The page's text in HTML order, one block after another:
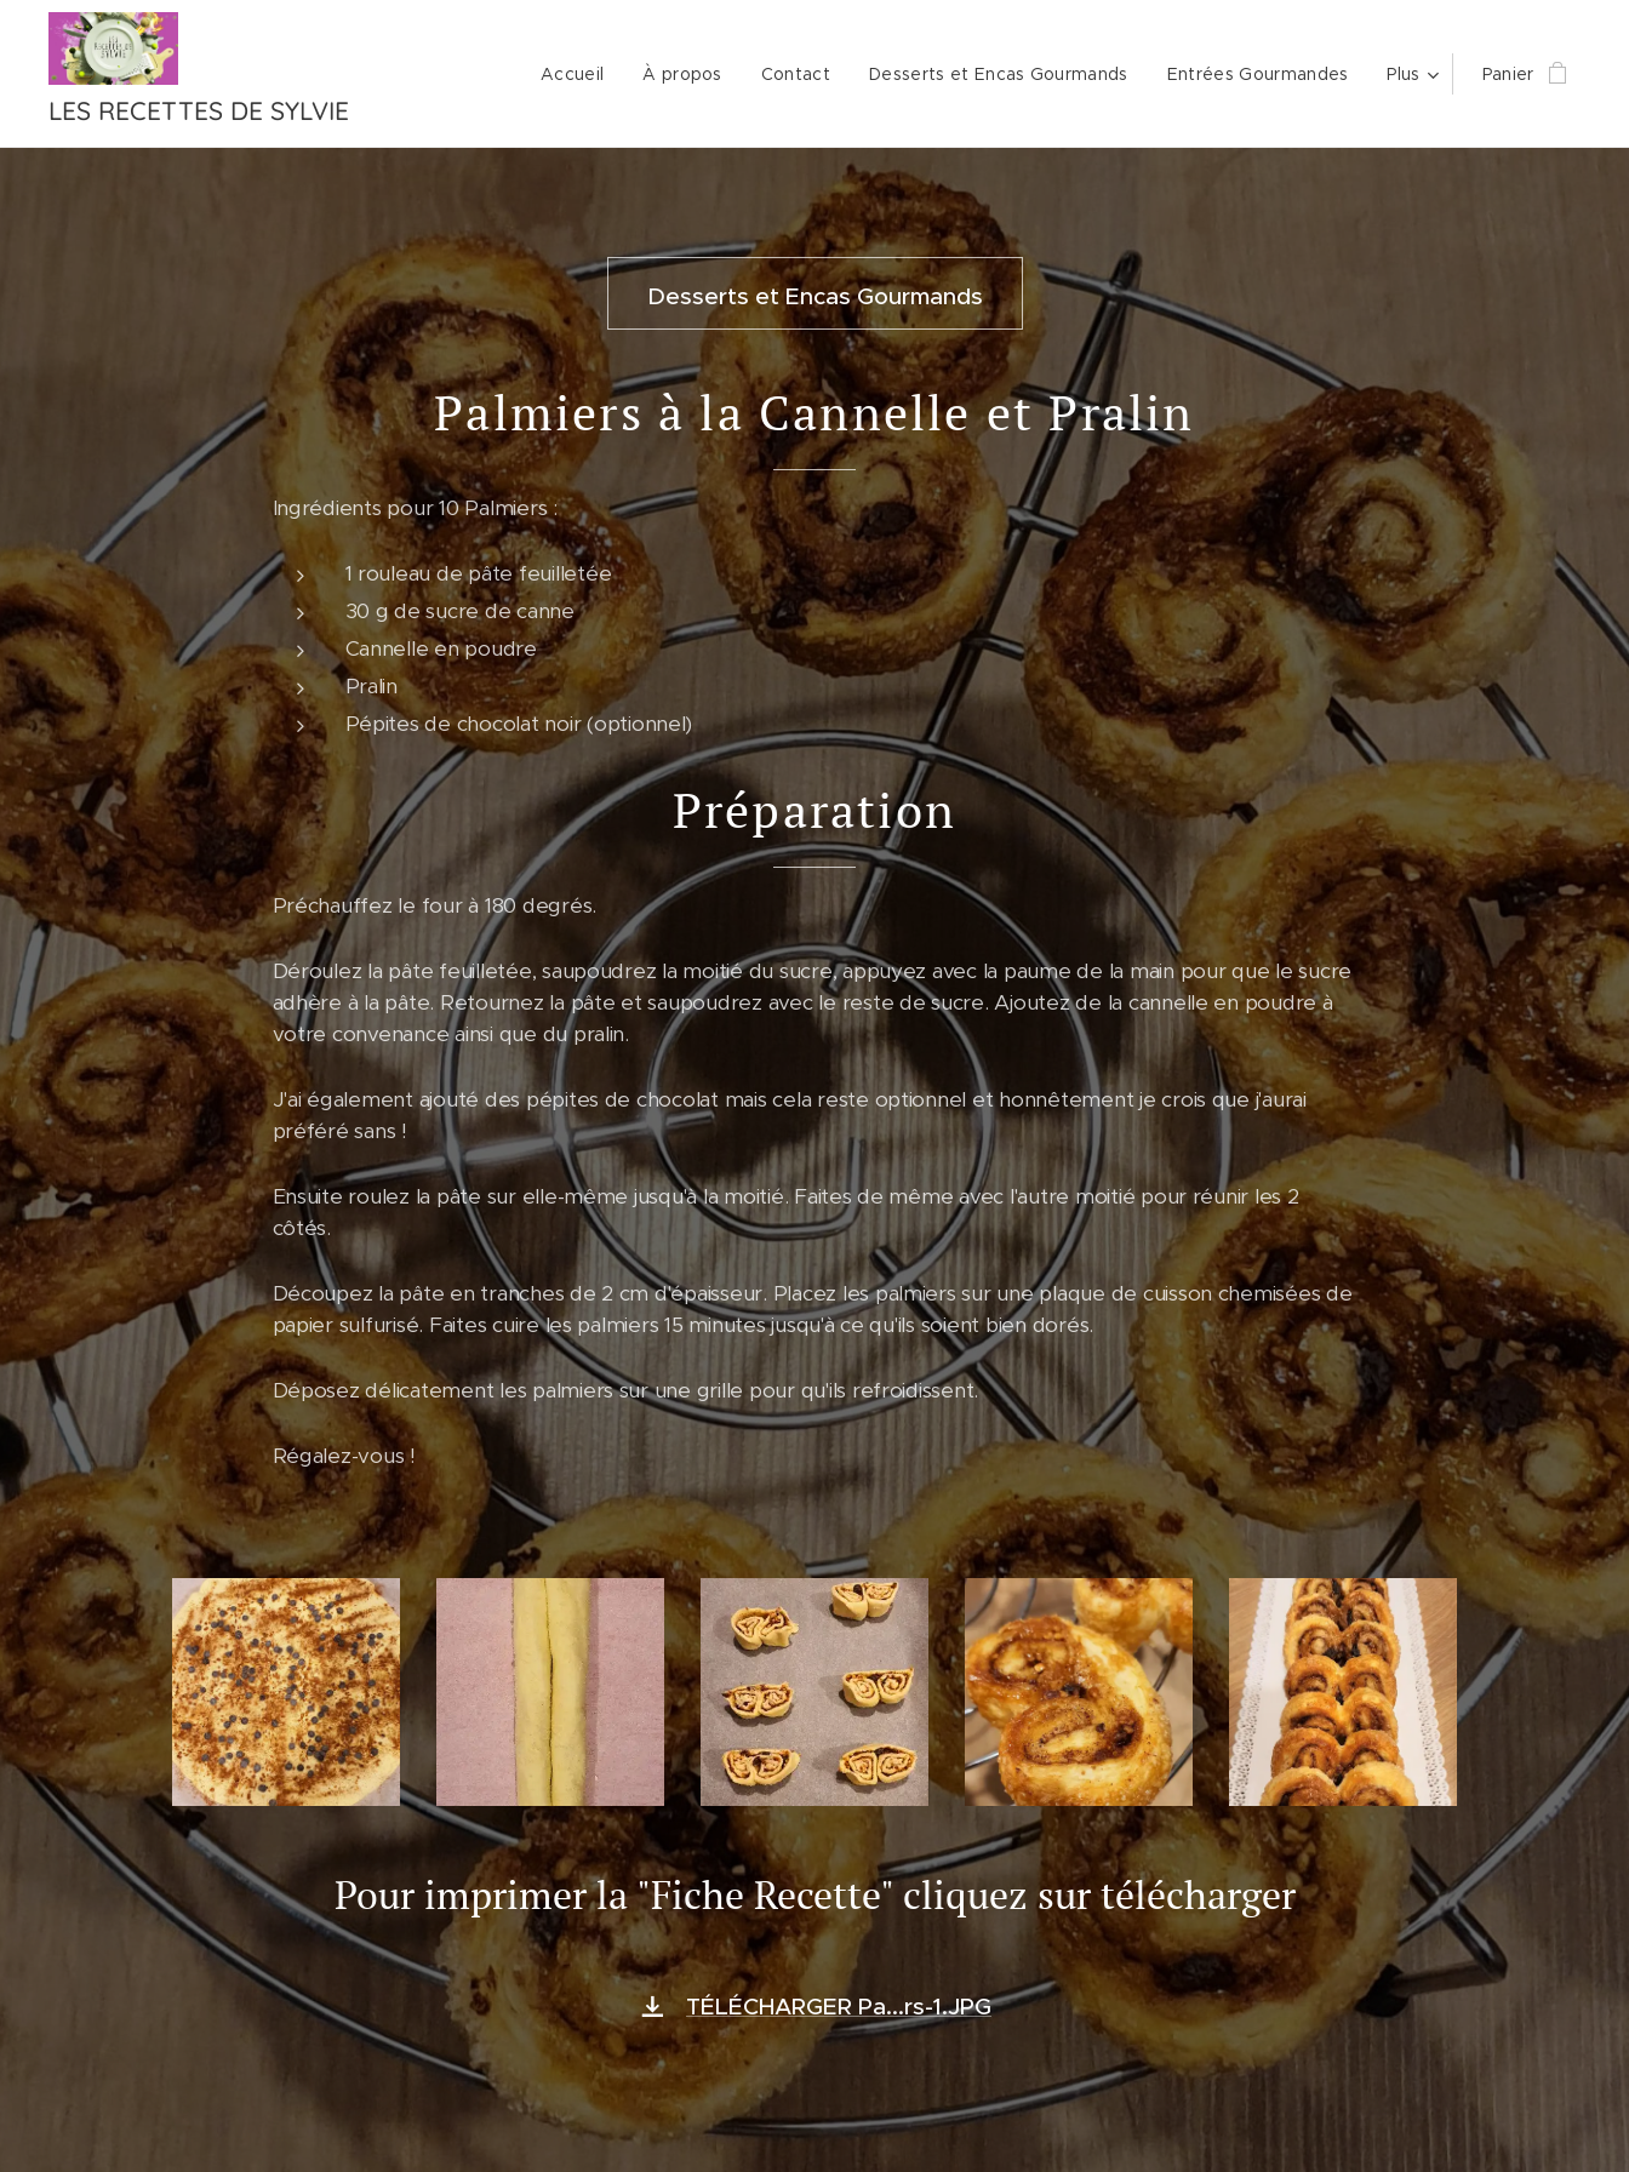
LES RECETTES DE SYLVIE
Accueil À propos Contact Desserts et Encas Gourmands Entrées Gourmandes Plus Panier
Desserts et Encas Gourmands
Palmiers à la Cannelle et Pralin
Ingrédients pour 10 Palmiers :
1 rouleau de pâte feuilletée
30 g de sucre de canne
Cannelle en poudre
Pralin
Pépites de chocolat noir (optionnel)
Préparation
Préchauffez le four à 180 degrés.
Déroulez la pâte feuilletée, saupoudrez la moitié du sucre, appuyez avec la paume de la main pour que le sucre
adhère à la pâte. Retournez la pâte et saupoudrez avec le reste de sucre. Ajoutez de la cannelle en poudre à
votre convenance ainsi que du pralin.
J'ai également ajouté des pépites de chocolat mais cela reste optionnel et honnêtement je crois que j'aurai
préféré sans !
Ensuite roulez la pâte sur elle-même jusqu'à la moitié. Faites de même avec l'autre moitié pour réunir les 2
côtés.
Découpez la pâte en tranches de 2 cm d'épaisseur. Placez les palmiers sur une plaque de cuisson chemisées de
papier sulfurisé. Faites cuire les palmiers 15 minutes jusqu'à ce qu'ils soient bien dorés.
Déposez délicatement les palmiers sur une grille pour qu'ils refroidissent.
Régalez-vous !
Pour imprimer la "Fiche Recette" cliquez sur télécharger
TÉLÉCHARGER Pa...rs-1.JPG